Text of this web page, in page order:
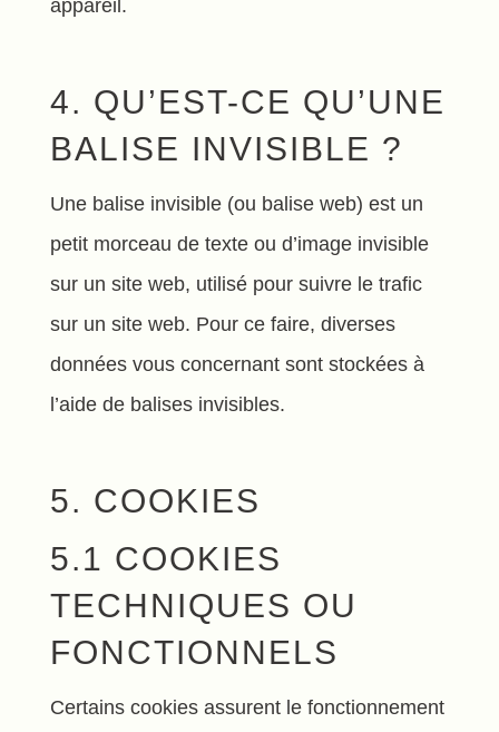
appareil.
4. QU’EST-CE QU’UNE
BALISE INVISIBLE ?
Une balise invisible (ou balise web) est un
petit morceau de texte ou d’image invisible
sur un site web, utilisé pour suivre le trafic
sur un site web. Pour ce faire, diverses
données vous concernant sont stockées à
l’aide de balises invisibles.
5. COOKIES
5.1 COOKIES
TECHNIQUES OU
FONCTIONNELS
Certains cookies assurent le fonctionnement